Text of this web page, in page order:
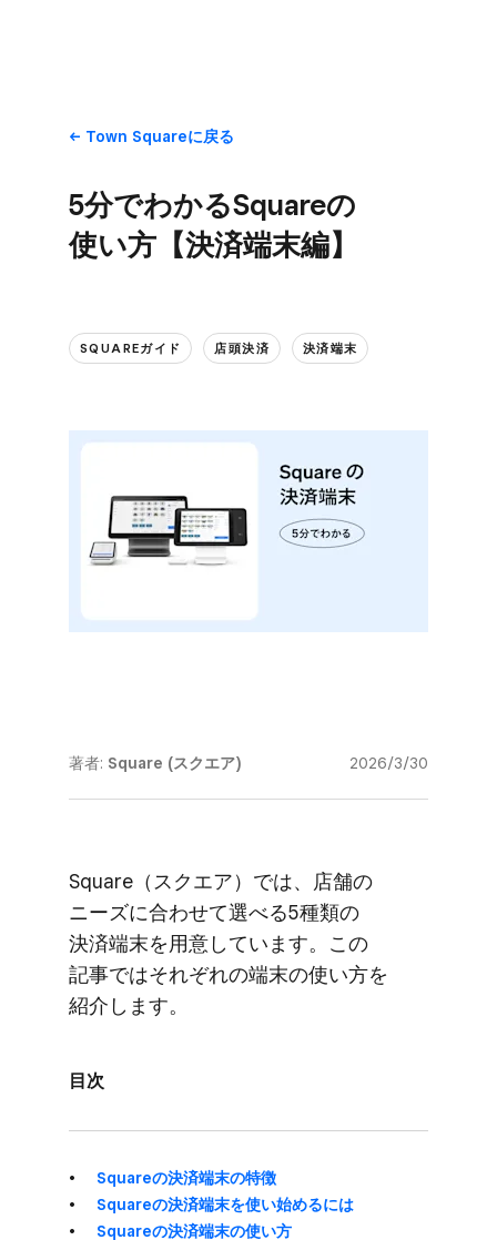
Town Squareに​戻る
5分で​わかる​Squareの​
使い方​【決済端末編】
SQUAREガイド 店頭決済 決済端末
著者: Square (スクエア) 2026/3/30
Square​（スクエア）では、​店舗の​
ニーズに​合わせて​選べる​5種類の​
決済端末を​用意しています。​この​
記事では​それぞれの​端末の​使い方を​
紹介します。
目次
Squareの​決済端末の​特徴
Squareの​決済端末を​使い​始めるには
Squareの​決済端末の​使い方